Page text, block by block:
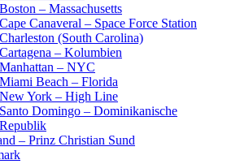
Boston – Massachusetts
Cape Canaveral – Space Force Station
Charleston (South Carolina)
Cartagena – Kolumbien
Manhattan – NYC
Miami Beach – Florida
New York – High Line
Santo Domingo – Dominikanische
Republik
– Prinz Christian Sund